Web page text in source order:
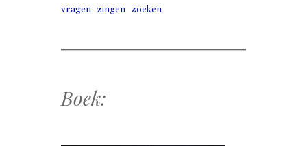
vragen zingen zoeken
Boek: